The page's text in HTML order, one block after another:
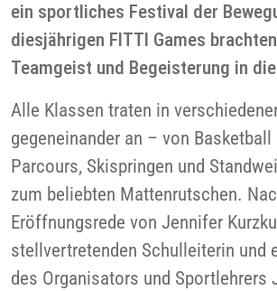
ein sportliches Festival der
diesjährigen FITTI Games
Teamgeist und Begeisterung in
Alle Klassen traten in
gegeneinander an – von
Parcours, Skispringen und
zum beliebten Mattenrutschen.
Eröffnungsrede von Jennifer
stellvertretenden Schulleiterin und
des Organisators und Sportlehrers